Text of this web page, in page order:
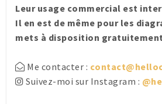
Leur usage commercial est
Il en est de même pour les
mets à disposition
Me contacter :
Suivez-moi sur Instagram :